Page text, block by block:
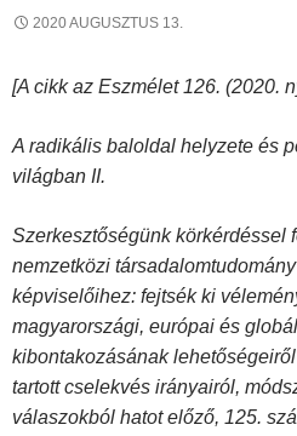
2020 AUGUSZTUS 13.
[A cikk az Eszmélet 126. (2020.
A radikális baloldal helyzete és
világban II.
Szerkesztőségünk körkérdéssel
nemzetközi
képviselőihez: fejtsék ki
magyarországi, európai és
kibontakozásának
tartott cselekvés irányairól,
válaszokból hatot előző, 125.